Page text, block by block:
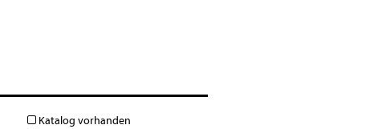
Katalog vorhanden